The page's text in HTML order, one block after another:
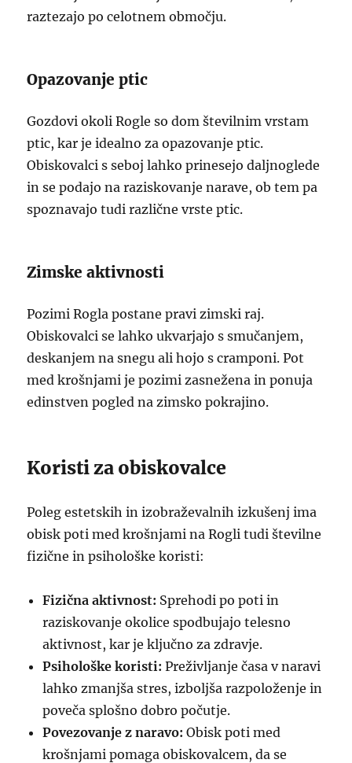
raztezajo po celotnem območju.
Opazovanje ptic
Gozdovi okoli Rogle so dom številnim vrstam
ptic, kar je idealno za opazovanje ptic.
Obiskovalci s seboj lahko prinesejo daljnoglede
in se podajo na raziskovanje narave, ob tem pa
spoznavajo tudi različne vrste ptic.
Zimske aktivnosti
Pozimi Rogla postane pravi zimski raj.
Obiskovalci se lahko ukvarjajo s smučanjem,
deskanjem na snegu ali hojo s cramponi. Pot
med krošnjami je pozimi zasnežena in ponuja
edinstven pogled na zimsko pokrajino.
Koristi za obiskovalce
Poleg estetskih in izobraževalnih izkušenj ima
obisk poti med krošnjami na Rogli tudi številne
fizične in psihološke koristi:
Fizična aktivnost: Sprehodi po poti in
raziskovanje okolice spodbujajo telesno
aktivnost, kar je ključno za zdravje.
Psihološke koristi: Preživljanje časa v naravi
lahko zmanjša stres, izboljša razpoloženje in
poveča splošno dobro počutje.
Povezovanje z naravo: Obisk poti med
krošnjami pomaga obiskovalcem, da se